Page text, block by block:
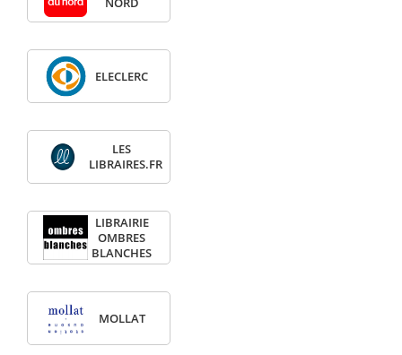
NORD
ELECLERC
LES
LIBRAIRES.FR
LIBRAIRIE
OMBRES
BLANCHES
MOLLAT